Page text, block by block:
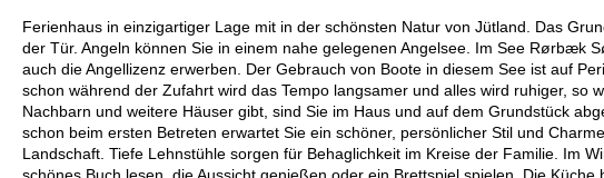
Ferienhaus in einzigartiger Lage mit in der schönsten Natur von Jütland. Das
der Tür. Angeln können Sie in einem nahe gelegenen Angelsee. Im See Rørbæk
auch die Angellizenz erwerben. Der Gebrauch von Boote in diesem See ist auf
schon während der Zufahrt wird das Tempo langsamer und alles wird ruhiger, so
Nachbarn und weitere Häuser gibt, sind Sie im Haus und auf dem Grundstück
schon beim ersten Betreten erwartet Sie ein schöner, persönlicher Stil und
Landschaft. Tiefe Lehnstühle sorgen für Behaglichkeit im Kreise der Familie. Im